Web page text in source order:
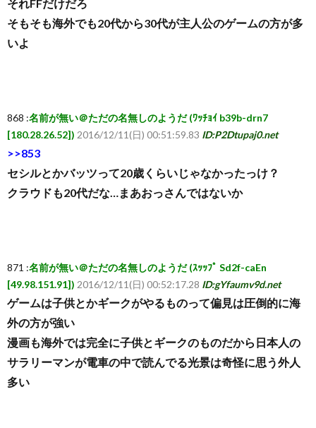
それFFだけだろ
そもそも海外でも20代から30代が主人公のゲームの方が多
いよ
868 :名前が無い＠ただの名無しのようだ (ﾜｯﾁｮｲ b39b-drn7
[180.28.26.52]) 2016/12/11(日) 00:51:59.83 ID:P2Dtupaj0.net
>>853
セシルとかバッツって20歳くらいじゃなかったっけ？
クラウドも20代だな…まあおっさんではないか
871 :名前が無い＠ただの名無しのようだ (ｽｯｯﾌﾟ Sd2f-caEn
[49.98.151.91]) 2016/12/11(日) 00:52:17.28 ID:gYfaumv9d.net
ゲームは子供とかギークがやるものって偏見は圧倒的に海
外の方が強い
漫画も海外では完全に子供とギークのものだから日本人の
サラリーマンが電車の中で読んでる光景は奇怪に思う外人
多い